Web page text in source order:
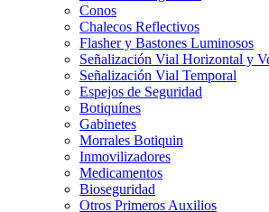
Conos
Chalecos Reflectivos
Flasher y Bastones Luminosos
Señalización Vial Horizontal y
Señalización Vial Temporal
Espejos de Seguridad
Botiquínes
Gabinetes
Morrales Botiquin
Inmovilizadores
Medicamentos
Bioseguridad
Otros Primeros Auxilios